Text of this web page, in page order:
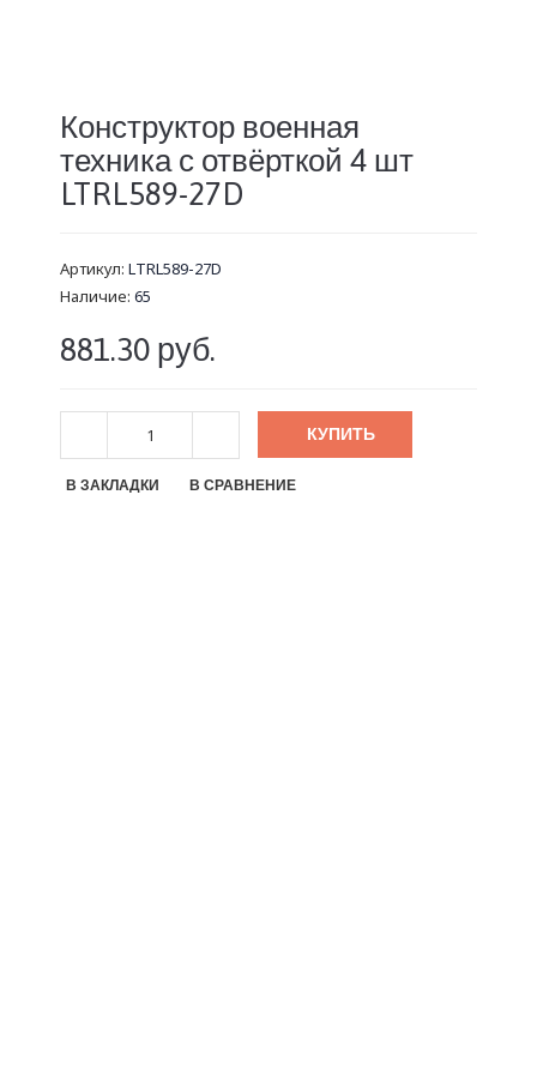
Конструктор военная
техника с отвёрткой 4 шт
LTRL589-27D
Артикул: LTRL589-27D
Наличие: 65
881.30 руб.
КУПИТЬ
В ЗАКЛАДКИ В СРАВНЕНИЕ